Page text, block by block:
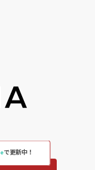
で更新中！